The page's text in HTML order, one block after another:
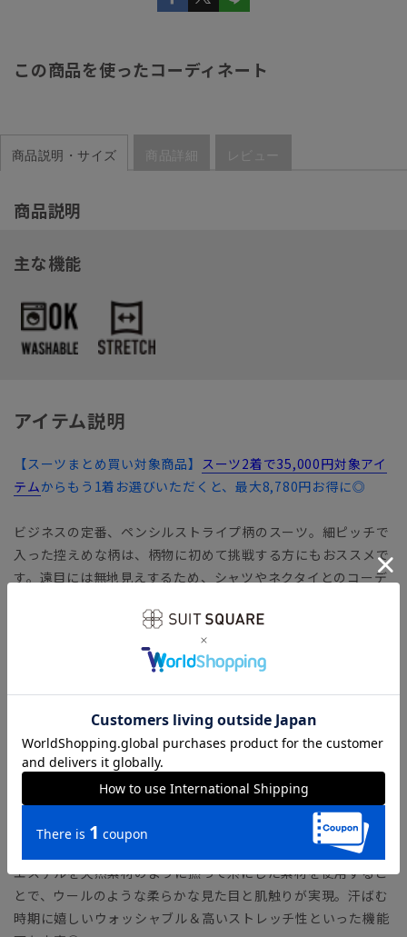
この商品を使ったコーディネート
商品説明・サイズ 商品詳細 レビュー
商品説明
主な機能
アイテム説明
【スーツまとめ買い対象商品】 スーツ2着で35,000円対象アイ
テムからもう1着お選びいただくと、最大8,780円お得に◎
ビジネスの定番、ペンシルストライプ柄のスーツ。細ピッチで
入った控えめな柄は、柄物に初めて挑戦する方にもおススメで
す。遠目には無地見えするため、シャツやネクタイとのコーデ
【モデル】 RELAXING MODEL（IZ01）
スーツスクエアのモデルの中で、寸法に最も余裕を持たせたレ
ギュラーフィットモデル。立体的な胸周り～自然に絞られるウ
エストラインが、色っぽく男性らしいフォルムを形成します。
ゆとりのある肩や脇周りでスポーツ体型の方にも。パンツはソ
フトテーパードのシャープなラインが特徴です。
「RELAXING MODEL（リラクシング・モデル）」とは？
【生地】
春夏向けに通気性の良い平織りにしたポリエステル素材。ポリ
エステルを天然素材のように撚って糸にした素材を使用するこ
とで、ウールのような柔らかな見た目と肌触りが実現。汗ばむ
時期に嬉しいウォッシャブル＆高いストレッチ性といった機能